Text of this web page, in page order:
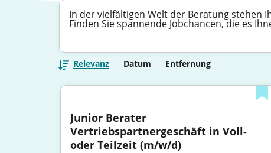
In der vielfältigen Welt der Beratung stehen
Finden Sie spannende Jobchancen, die es
Relevanz Datum Entfernung
Junior Berater
Vertriebspartnergeschäft in Voll-
oder Teilzeit (m/w/d)